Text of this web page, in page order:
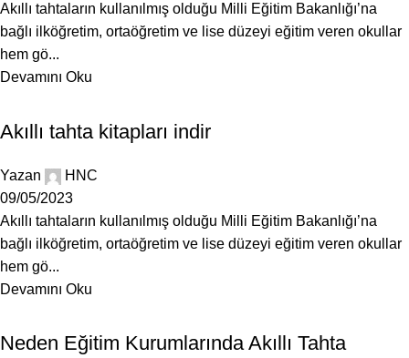
Akıllı tahtaların kullanılmış olduğu Milli Eğitim Bakanlığı’na
bağlı ilköğretim, ortaöğretim ve lise düzeyi eğitim veren okullar
hem gö...
Devamını Oku
Akıllı tahta kitapları indir
Yazan
HNC
09/05/2023
Akıllı tahtaların kullanılmış olduğu Milli Eğitim Bakanlığı’na
bağlı ilköğretim, ortaöğretim ve lise düzeyi eğitim veren okullar
hem gö...
Devamını Oku
Neden Eğitim Kurumlarında Akıllı Tahta